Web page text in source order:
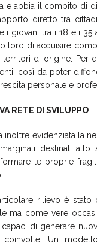
e abbia il compito di
diretto tra
i giovani tra i 18 e i
loro di acquisire
di origine. Per
così da poter
personale e
RETE DI SVILUPPO
inoltre evidenziata la
destinati
le proprie
rilievo è
ma come vere
di generare
Un